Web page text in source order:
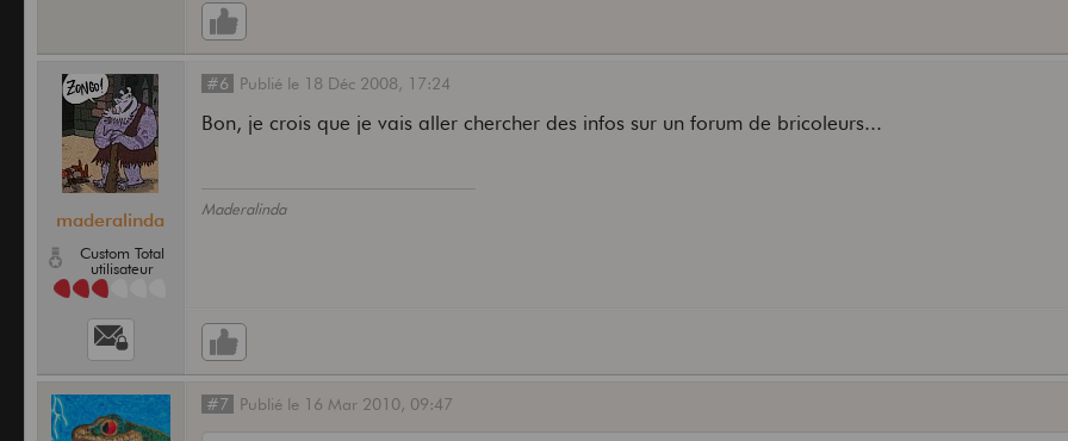
maderalinda
Custom Total
utilisateur
#6 Publié le 18 Déc 2008, 17:24
Bon, je crois que je vais aller chercher des infos sur un forum de bricoleurs...
Maderalinda
#7 Publié le 16 Mar 2010, 09:47